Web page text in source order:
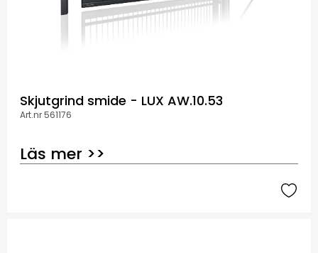
Skjutgrind smide - LUX AW.10.53
Art.nr 561176
Läs mer >>